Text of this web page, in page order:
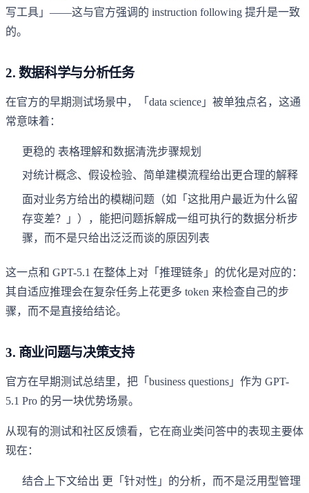
写工具」——这与官方强调的 instruction following 提升是一致
的。
2. 数据科学与分析任务
在官方的早期测试场景中，「data science」被单独点名，这通
常意味着：
更稳的 表格理解和数据清洗步骤规划
对统计概念、假设检验、简单建模流程给出更合理的解释
面对业务方给出的模糊问题（如「这批用户最近为什么留
存变差？」），能把问题拆解成一组可执行的数据分析步
骤，而不是只给出泛泛而谈的原因列表
这一点和 GPT-5.1 在整体上对「推理链条」的优化是对应的：
其自适应推理会在复杂任务上花更多 token 来检查自己的步
骤，而不是直接给结论。
3. 商业问题与决策支持
官方在早期测试总结里，把「business questions」作为 GPT-
5.1 Pro 的另一块优势场景。
从现有的测试和社区反馈看，它在商业类问答中的表现主要体
现在：
结合上下文给出 更「针对性」的分析，而不是泛用型管理